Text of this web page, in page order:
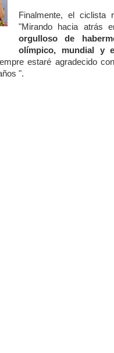
Finalmente, el ciclista
"Mirando hacia atrás
orgulloso de
olímpico, mundial y
estaré agradecido
".